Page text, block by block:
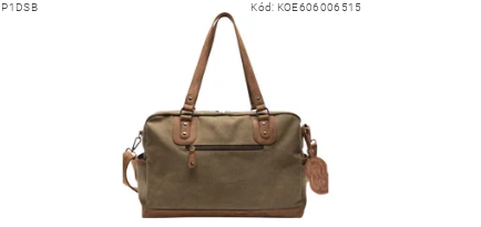
Kód: KOE606006515